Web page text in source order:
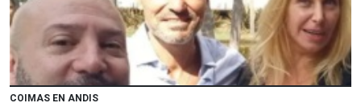
COIMAS EN ANDIS